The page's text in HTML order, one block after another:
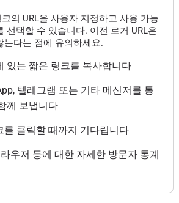
의 URL을 사용자 지정하고 사용 가능
선택할 수 있습니다. 이전 로거 URL은
는다는 점에 유의하세요.
있는 짧은 링크를 복사합니다
텔레그램 또는 기타 메신저를 통
께 보냅니다
를 클릭할 때까지 기다립니다
우저 등에 대한 자세한 방문자 통계